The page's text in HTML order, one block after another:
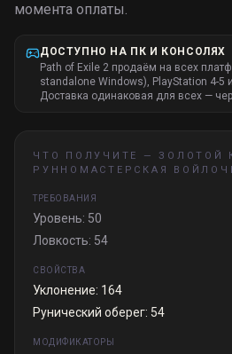
момента оплаты.
ДОСТУПНО НА ПК И КОНСОЛЯХ
Path of Exile 2 продаём на всех
standalone Windows), PlayStation 4-5
Доставка одинаковая для всех —
ЧТО ПОЛУЧИТЕ — ЗОЛОТОЙ
РУННОМАСТЕРСКАЯ
ТРЕБОВАНИЯ
Уровень: 50
Ловкость: 54
СВОЙСТВА
Уклонение: 164
Рунический оберег: 54
МОДИФИКАТОРЫ